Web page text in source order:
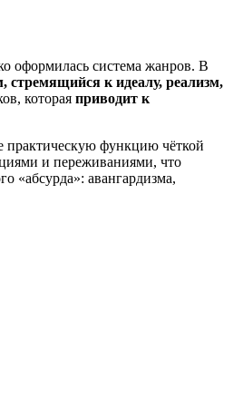
оформилась система жанров. В
к идеалу, реализм,
которая приводит к
практическую функцию чёткой
и переживаниями, что
«абсурда»: авангардизма,